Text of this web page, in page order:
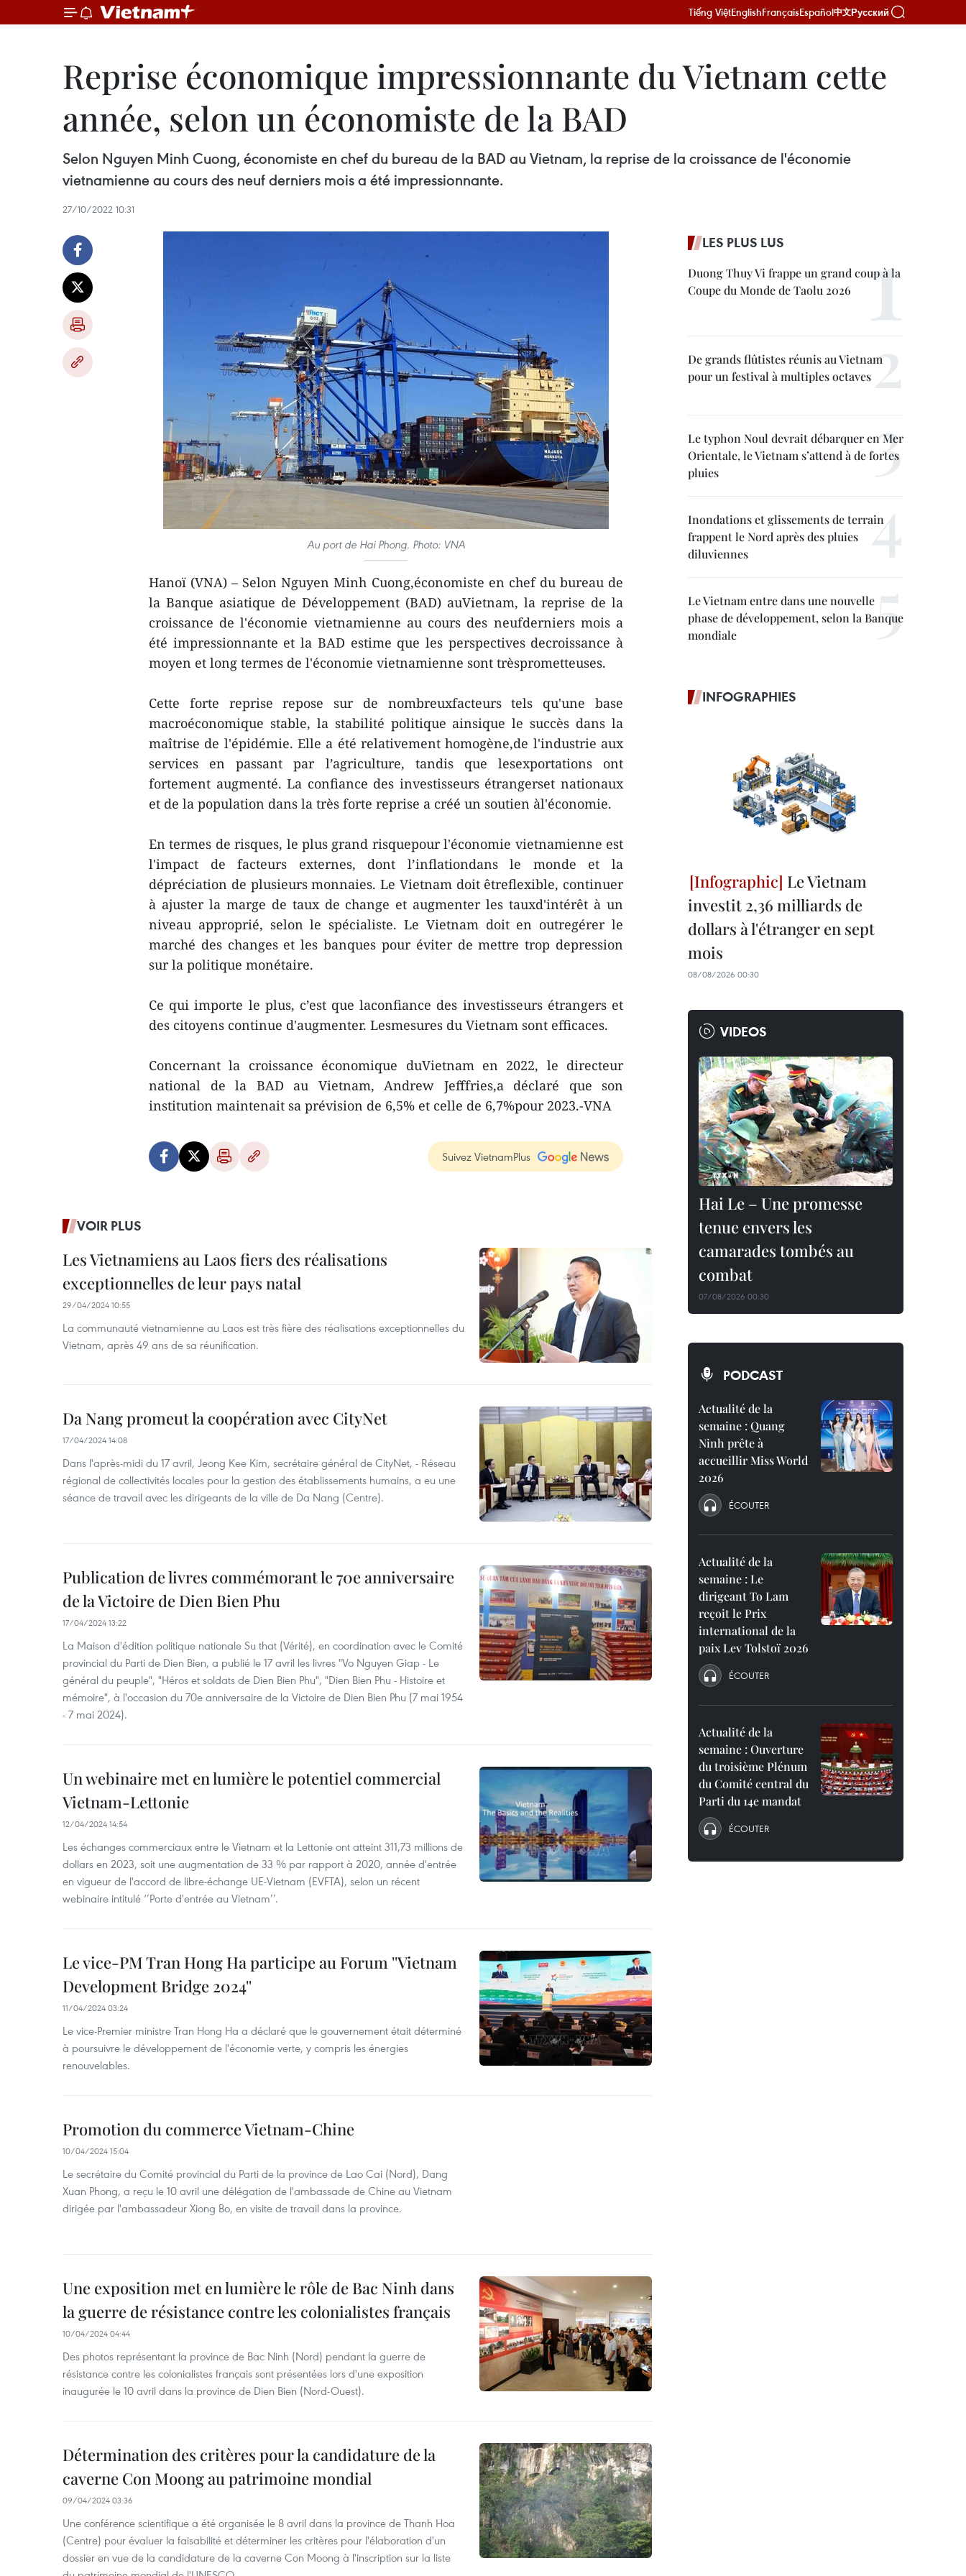
Tiếng ViệtEnglishFrançaisEspañol中文Русский
Reprise économique impressionnante du Vietnam cette
année, selon un économiste de la BAD
Selon Nguyen Minh Cuong, économiste en chef du bureau de la BAD au Vietnam, la reprise de la croissance de l'économie
vietnamienne au cours des neuf derniers mois a été impressionnante.
27/10/2022 10:31
Au port de Hai Phong. Photo: VNA
Hanoï (VNA) – Selon Nguyen Minh Cuong,économiste en chef du bureau de
la Banque asiatique de Développement (BAD) auVietnam, la reprise de la
croissance de l'économie vietnamienne au cours des neufderniers mois a
été impressionnante et la BAD estime que les perspectives decroissance à
moyen et long termes de l'économie vietnamienne sont trèsprometteuses.
Cette forte reprise repose sur de nombreuxfacteurs tels qu'une base
macroéconomique stable, la stabilité politique ainsique le succès dans la
maîtrise de l'épidémie. Elle a été relativement homogène,de l'industrie aux
services en passant par l’agriculture, tandis que lesexportations ont
fortement augmenté. La confiance des investisseurs étrangerset nationaux
et de la population dans la très forte reprise a créé un soutien àl'économie.
En termes de risques, le plus grand risquepour l'économie vietnamienne est
l'impact de facteurs externes, dont l’inflationdans le monde et la
dépréciation de plusieurs monnaies. Le Vietnam doit êtreflexible, continuer
à ajuster la marge de taux de change et augmenter les tauxd'intérêt à un
niveau approprié, selon le spécialiste. Le Vietnam doit en outregérer le
marché des changes et les banques pour éviter de mettre trop depression
sur la politique monétaire.
Ce qui importe le plus, c’est que laconfiance des investisseurs étrangers et
des citoyens continue d'augmenter. Lesmesures du Vietnam sont efficaces.
Concernant la croissance économique duVietnam en 2022, le directeur
national de la BAD au Vietnam, Andrew Jefffries,a déclaré que son
institution maintenait sa prévision de 6,5% et celle de 6,7%pour 2023.-VNA
Suivez VietnamPlus
VOIR PLUS
Les Vietnamiens au Laos fiers des réalisations
exceptionnelles de leur pays natal
29/04/2024 10:55
La communauté vietnamienne au Laos est très fière des réalisations exceptionnelles du
Vietnam, après 49 ans de sa réunification.
Da Nang promeut la coopération avec CityNet
17/04/2024 14:08
Dans l'après-midi du 17 avril, Jeong Kee Kim, secrétaire général de CityNet, - Réseau
régional de collectivités locales pour la gestion des établissements humains, a eu une
séance de travail avec les dirigeants de la ville de Da Nang (Centre).
Publication de livres commémorant le 70e anniversaire
de la Victoire de Dien Bien Phu
17/04/2024 13:22
La Maison d'édition politique nationale Su that (Vérité), en coordination avec le Comité
provincial du Parti de Dien Bien, a publié le 17 avril les livres "Vo Nguyen Giap - Le
général du peuple", "Héros et soldats de Dien Bien Phu", "Dien Bien Phu - Histoire et
mémoire", à l'occasion du 70e anniversaire de la Victoire de Dien Bien Phu (7 mai 1954
- 7 mai 2024).
Un webinaire met en lumière le potentiel commercial
Vietnam-Lettonie
12/04/2024 14:54
Les échanges commerciaux entre le Vietnam et la Lettonie ont atteint 311,73 millions de
dollars en 2023, soit une augmentation de 33 % par rapport à 2020, année d'entrée
en vigueur de l'accord de libre-échange UE-Vietnam (EVFTA), selon un récent
webinaire intitulé ‘’Porte d'entrée au Vietnam’’.
Le vice-PM Tran Hong Ha participe au Forum ''Vietnam
Development Bridge 2024''
11/04/2024 03:24
Le vice-Premier ministre Tran Hong Ha a déclaré que le gouvernement était déterminé
à poursuivre le développement de l'économie verte, y compris les énergies
renouvelables.
Promotion du commerce Vietnam-Chine
10/04/2024 15:04
Le secrétaire du Comité provincial du Parti de la province de Lao Cai (Nord), Dang
Xuan Phong, a reçu le 10 avril une délégation de l'ambassade de Chine au Vietnam
dirigée par l'ambassadeur Xiong Bo, en visite de travail dans la province.
Une exposition met en lumière le rôle de Bac Ninh dans
la guerre de résistance contre les colonialistes français
10/04/2024 04:44
Des photos représentant la province de Bac Ninh (Nord) pendant la guerre de
résistance contre les colonialistes français sont présentées lors d'une exposition
inaugurée le 10 avril dans la province de Dien Bien (Nord-Ouest).
Détermination des critères pour la candidature de la
caverne Con Moong au patrimoine mondial
09/04/2024 03:36
Une conférence scientifique a été organisée le 8 avril dans la province de Thanh Hoa
(Centre) pour évaluer la faisabilité et déterminer les critères pour l'élaboration d'un
dossier en vue de la candidature de la caverne Con Moong à l'inscription sur la liste
LES PLUS LUS
Duong Thuy Vi frappe un grand coup à la
Coupe du Monde de Taolu 2026
De grands flûtistes réunis au Vietnam
pour un festival à multiples octaves
Le typhon Noul devrait débarquer en Mer
Orientale, le Vietnam s’attend à de fortes
pluies
Inondations et glissements de terrain
frappent le Nord après des pluies
diluviennes
Le Vietnam entre dans une nouvelle
phase de développement, selon la Banque
mondiale
INFOGRAPHIES
Le Vietnam
investit 2,36 milliards de
dollars à l'étranger en sept
mois
08/08/2026 00:30
VIDEOS
Hai Le – Une promesse
tenue envers les
camarades tombés au
combat
07/08/2026 00:30
PODCAST
Actualité de la
semaine : Quang
Ninh prête à
accueillir Miss World
2026
ÉCOUTER
Actualité de la
semaine : Le
dirigeant To Lam
reçoit le Prix
international de la
paix Lev Tolstoï 2026
ÉCOUTER
Actualité de la
semaine : Ouverture
du troisième Plénum
du Comité central du
Parti du 14e mandat
ÉCOUTER